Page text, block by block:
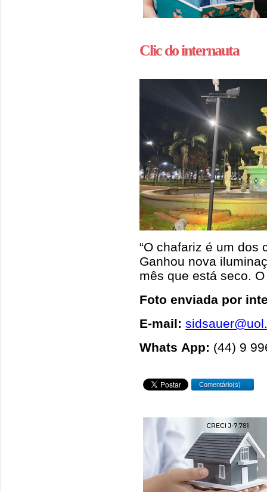
Clic do internauta
“O chafariz é um dos
Ganhou nova
mês que está seco.
Foto enviada por
E-mail:
Whats App: (44) 9
Comentário(s)